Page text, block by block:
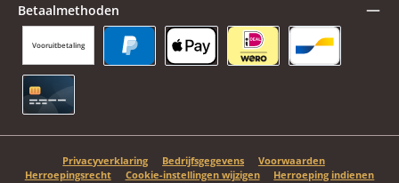
Betaalmethoden
Vooruitbetaling
Privacyverklaring Bedrijfsgegevens
Voorwaarden
Herroepingsrecht
Cookie-instellingen wijzigen Herroeping indienen